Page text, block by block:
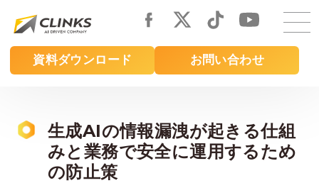
main
content
資料ダウンロード お問い合わせ
生成AIの情報漏洩が起きる仕組
みと業務で安全に運用するため
の防止策